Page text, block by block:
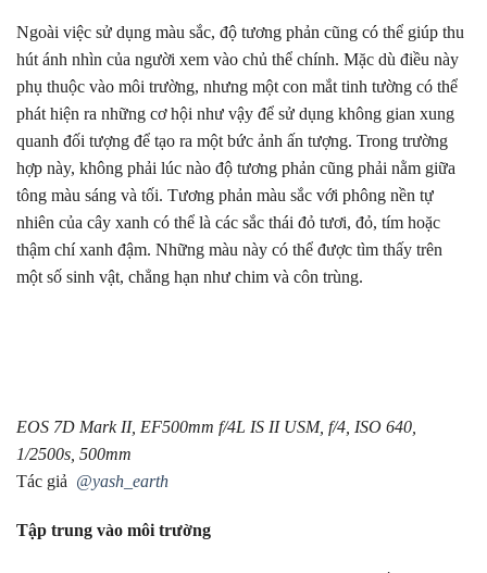
Ngoài việc sử dụng màu sắc, độ tương phản cũng có thể giúp thu
hút ánh nhìn của người xem vào chủ thể chính. Mặc dù điều này
phụ thuộc vào môi trường, nhưng một con mắt tinh tường có thể
phát hiện ra những cơ hội như vậy để sử dụng không gian xung
quanh đối tượng để tạo ra một bức ảnh ấn tượng. Trong trường
hợp này, không phải lúc nào độ tương phản cũng phải nằm giữa
tông màu sáng và tối. Tương phản màu sắc với phông nền tự
nhiên của cây xanh có thể là các sắc thái đỏ tươi, đỏ, tím hoặc
thậm chí xanh đậm. Những màu này có thể được tìm thấy trên
một số sinh vật, chẳng hạn như chim và côn trùng.
EOS 7D Mark II, EF500mm f/4L IS II USM, f/4, ISO 640,
1/2500s, 500mm
Tác giả @yash_earth
Tập trung vào môi trường